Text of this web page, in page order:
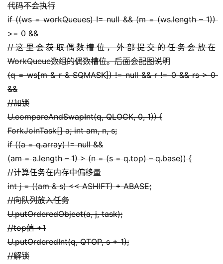
代码不会执行
if ((ws = workQueues) != null && (m = (ws.length – 1))
>= 0 &&
//这里会获取偶数槽位，外部提交的任务会放在
WorkQueue数组的偶数槽位。后面会配图说明
(q = ws[m & r & SQMASK]) != null && r != 0 && rs > 0
&&
//加锁
U.compareAndSwapInt(q, QLOCK, 0, 1)) {
ForkJoinTask[] a; int am, n, s;
if ((a = q.array) != null &&
(am = a.length – 1) > (n = (s = q.top) – q.base)) {
//计算任务在内存中偏移量
int j = ((am & s) << ASHIFT) + ABASE;
//向队列放入任务
U.putOrderedObject(a, j, task);
//top值 +1
U.putOrderedInt(q, QTOP, s + 1);
//解锁